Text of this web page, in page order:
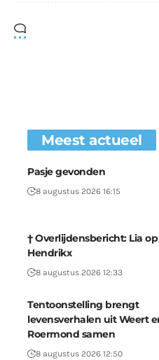
Meest actueel
Pasje gevonden
8 augustus 2026 16:15
† Overlijdensbericht: Lia op
Hendrikx
8 augustus 2026 12:33
Tentoonstelling brengt
levensverhalen uit Weert
Roermond samen
8 augustus 2026 12:50